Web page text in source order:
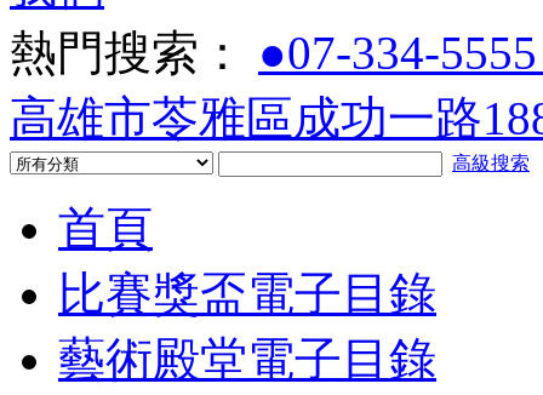
熱門搜索： ●07-334-
高雄市苓雅區成功一路
高級搜索
首頁
比賽獎盃電子目錄
藝術殿堂電子目錄